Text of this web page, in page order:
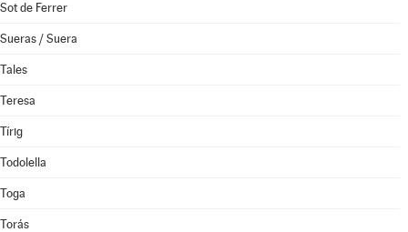
Sot de Ferrer
Sueras / Suera
Tales
Teresa
Tírig
Todolella
Toga
Torás